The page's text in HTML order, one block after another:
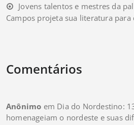
Jovens talentos e mestres da
Campos projeta sua literatura para
Comentários
Anônimo em Dia do Nordestino:
homenageiam o nordeste e suas